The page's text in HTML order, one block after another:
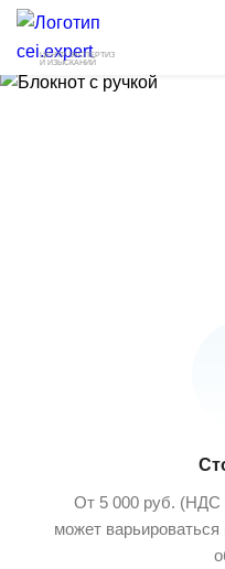
ЦЕНТР ЭКСПЕРТИЗ
И ИЗЫСКАНИЙ
От 5 000 руб. (НДС
может